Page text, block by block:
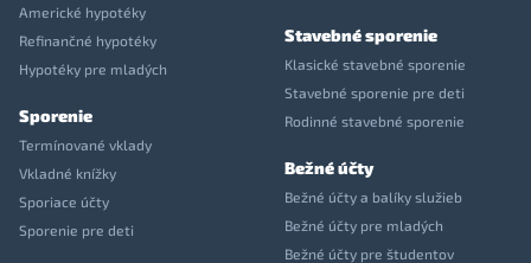
Americké hypotéky
Refinančné hypotéky
Hypotéky pre mladých
Sporenie
Termínované vklady
Vkladné knížky
Sporiace účty
Sporenie pre deti
Stavebné sporenie
Klasické stavebné sporenie
Stavebné sporenie pre deti
Rodinné stavebné sporenie
Bežné účty
Bežné účty a balíky služieb
Bežné účty pre mladých
Bežné účty pre študentov